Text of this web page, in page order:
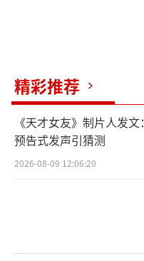
精彩推荐
《天才女友》制片人发
预告式发声引猜测
2026-08-09 12:06:20